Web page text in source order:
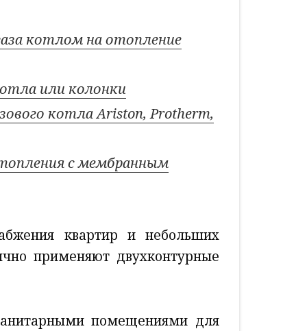
котлом на отопление
или колонки
котла Ariston, Protherm,
с мембранным
квартир и небольших
применяют двухконтурные
помещениями для